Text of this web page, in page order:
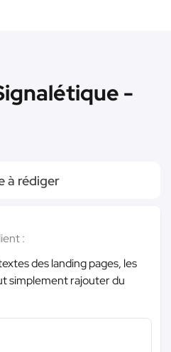
-
à rédiger
:
des landing pages, les
simplement rajouter du